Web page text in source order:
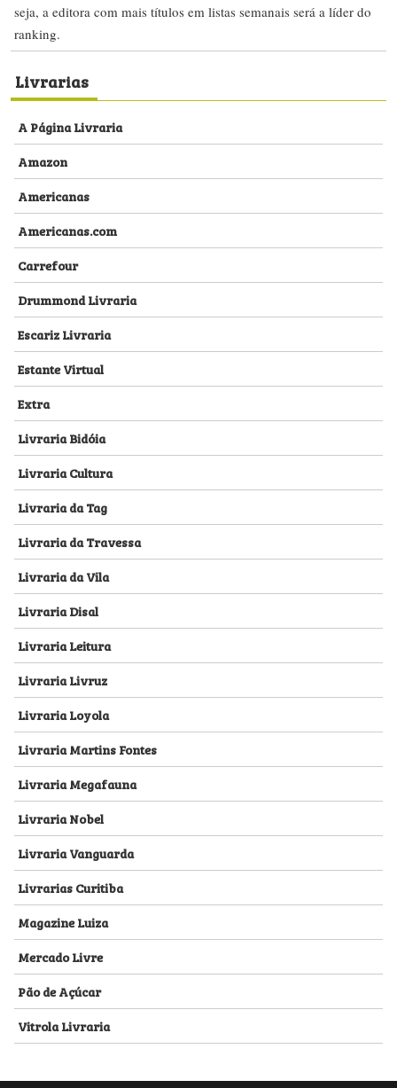
seja, a editora com mais títulos em listas semanais será a líder do
ranking.
Livrarias
A Página Livraria
Amazon
Americanas
Americanas.com
Carrefour
Drummond Livraria
Escariz Livraria
Estante Virtual
Extra
Livraria Bidóia
Livraria Cultura
Livraria da Tag
Livraria da Travessa
Livraria da Vila
Livraria Disal
Livraria Leitura
Livraria Livruz
Livraria Loyola
Livraria Martins Fontes
Livraria Megafauna
Livraria Nobel
Livraria Vanguarda
Livrarias Curitiba
Magazine Luiza
Mercado Livre
Pão de Açúcar
Vitrola Livraria